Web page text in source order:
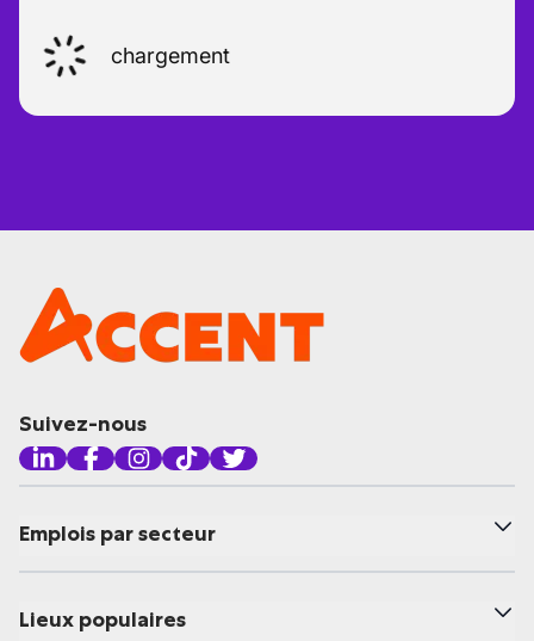
chargement
Suivez-nous
Emplois par secteur
Lieux populaires